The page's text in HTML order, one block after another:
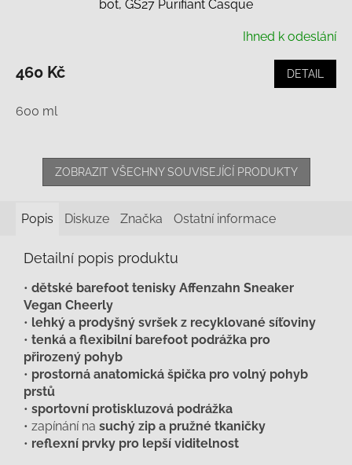
bot, GS27 Purifiant Casque
Ihned k odeslání
460 Kč DETAIL
600 ml
ZOBRAZIT VŠECHNY SOUVISEJÍCÍ PRODUKTY
Popis Diskuze Značka Ostatní informace
Detailní popis produktu
• dětské barefoot tenisky Affenzahn Sneaker
Vegan Cheerly
• lehký a prodyšný svršek z recyklované síťoviny
• tenká a flexibilní barefoot podrážka pro
přirozený pohyb
• prostorná anatomická špička pro volný pohyb
prstů
• sportovní protiskluzová podrážka
• zapínání na suchý zip a pružné tkaničky
• reflexní prvky pro lepší viditelnost